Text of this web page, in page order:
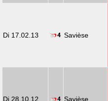
Di 17.02.13 Savièse
Di 28.10.12 Savièse